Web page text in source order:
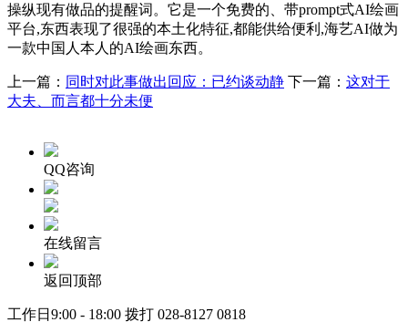
操纵现有做品的提醒词。它是一个免费的、带prompt式AI绘画
平台,东西表现了很强的本土化特征,都能供给便利,海艺AI做为
一款中国人本人的AI绘画东西。
上一篇： 同时对此事做出回应：已约谈动静 下一篇： 这对于
大夫、而言都十分未便
QQ咨询
在线留言
返回顶部
工作日9:00 - 18:00 拨打 028-8127 0818